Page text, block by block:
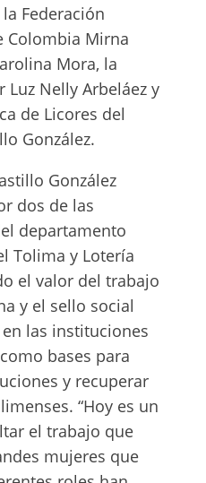
Federación
Colombia Mirna
Mora, la
Nelly Arbeláez y
de Licores del
González.
González
dos de las
departamento
Tolima y Lotería
el valor del trabajo
y el sello social
las instituciones
bases para
y recuperar
“Hoy es un
el trabajo que
mujeres que